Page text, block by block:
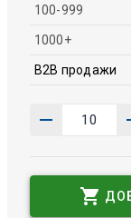
100-999
1000+
B2B продажи